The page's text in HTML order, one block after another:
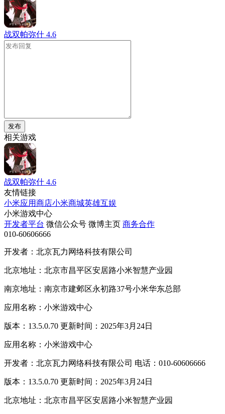
战双帕弥什 4.6
发布
相关游戏
战双帕弥什 4.6
友情链接
小米应用商店小米商城英雄互娱
小米游戏中心
开发者平台 微信公众号 微博主页 商务合作
010-60606666
开发者：北京瓦力网络科技有限公司
北京地址：北京市昌平区安居路小米智慧产业园
南京地址：南京市建邺区永初路37号小米华东总部
应用名称：小米游戏中心
版本：13.5.0.70 更新时间：2025年3月24日
应用名称：小米游戏中心
开发者：北京瓦力网络科技有限公司 电话：010-60606666
版本：13.5.0.70 更新时间：2025年3月24日
北京地址：北京市昌平区安居路小米智慧产业园